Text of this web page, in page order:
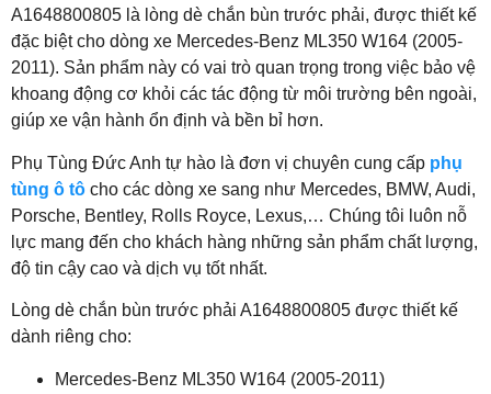
A1648800805 là lòng dè chắn bùn trước phải, được thiết kế
đặc biệt cho dòng xe Mercedes-Benz ML350 W164 (2005-
2011). Sản phẩm này có vai trò quan trọng trong việc bảo vệ
khoang động cơ khỏi các tác động từ môi trường bên ngoài,
giúp xe vận hành ổn định và bền bỉ hơn.
Phụ Tùng Đức Anh tự hào là đơn vị chuyên cung cấp phụ
tùng ô tô cho các dòng xe sang như Mercedes, BMW, Audi,
Porsche, Bentley, Rolls Royce, Lexus,… Chúng tôi luôn nỗ
lực mang đến cho khách hàng những sản phẩm chất lượng,
độ tin cậy cao và dịch vụ tốt nhất.
Lòng dè chắn bùn trước phải A1648800805 được thiết kế
dành riêng cho:
Mercedes-Benz ML350 W164 (2005-2011)